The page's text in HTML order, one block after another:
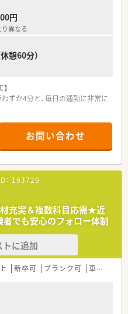
円
異なる
憩60分）
ずか4分と、毎日の通勤に非常に
す。
薬剤師1.5名と事務員3名の体制
す。
ており、完全週休2日制の土日
非常に少なく、残業代は1分単位
く、協力体制があるため長期休
などを活用した業務効率化を
負担で支援しており、社員の継続
す。
考え、残業時間の削減や有給休暇
お問い合わせ
193729
充実＆複数科目応需★近
でも安心のフォロー体制
に追加
新卒可 ブランク可 車通勤可